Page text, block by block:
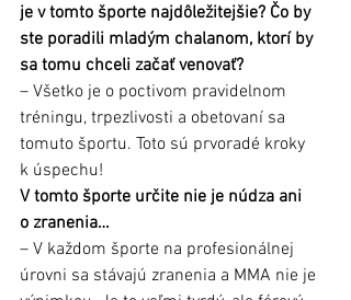
je v tomto športe najdôležitejšie? Čo by
ste poradili mladým chalanom, ktorí by
sa tomu chceli začať venovať?
– Všetko je o poctivom pravidelnom
tréningu, trpezlivosti a obetovaní sa
tomuto športu. Toto sú prvoradé kroky
k úspechu!
V tomto športe určite nie je núdza ani
o zranenia…
– V každom športe na profesionálnej
úrovni sa stávajú zranenia a MMA nie je